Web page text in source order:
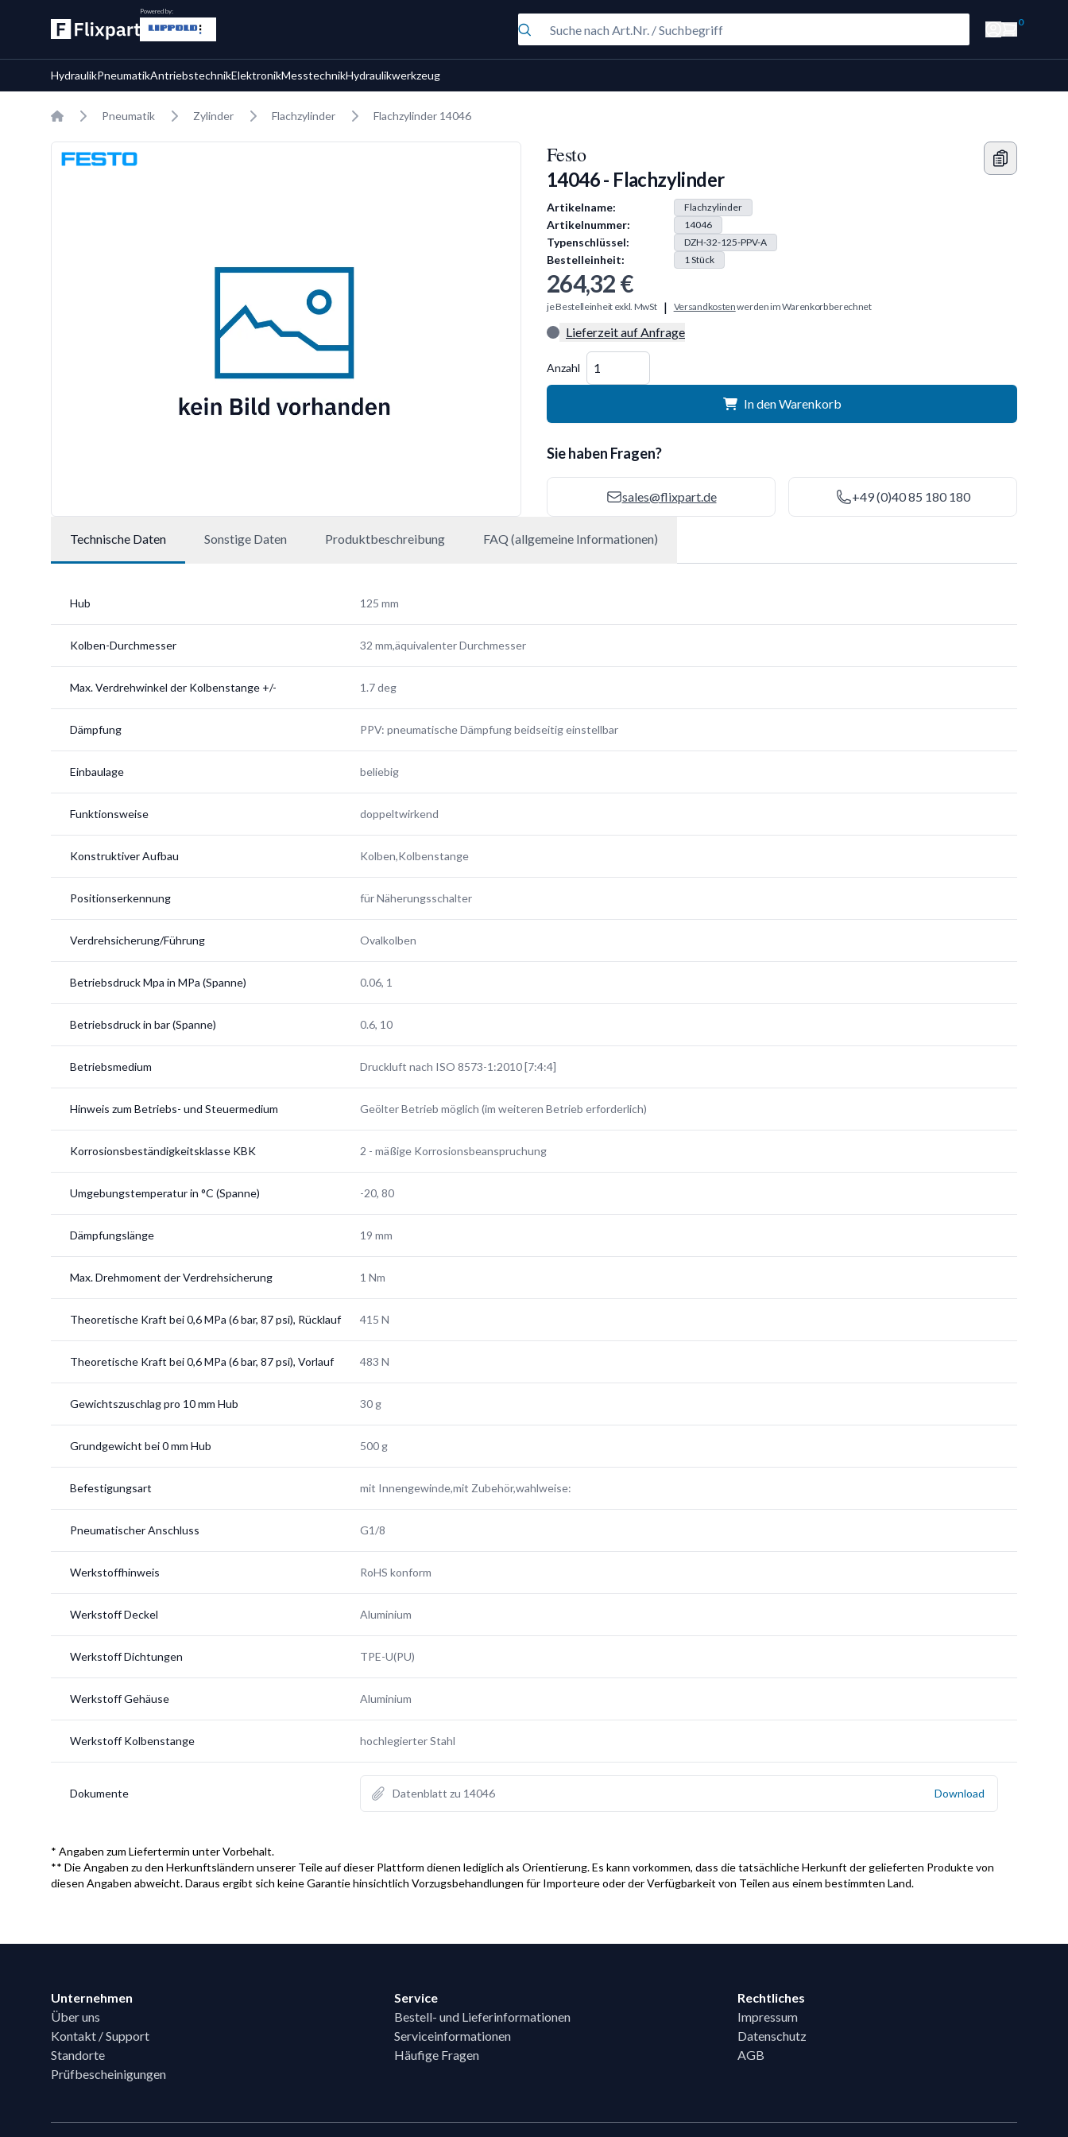
Powered by:
0
HydraulikPneumatikAntriebstechnikElektronikMesstechnikHydraulikwerkzeug
Home Pneumatik Zylinder Flachzylinder Flachzylinder 14046
Festo
14046 - Flachzylinder
Produkt Information
Artikelname: Flachzylinder
Artikelnummer: 14046
Typenschlüssel: DZH-32-125-PPV-A
Bestelleinheit: 1Stück
264,32 €
je Bestelleinheit exkl. MwSt | Versandkostenwerden im Warenkorb berechnet
Lieferzeit auf Anfrage
Anzahl
In den Warenkorb
Sie haben Fragen?
sales@flixpart.de +49 (0)40 85 180 180
Technische Daten Sonstige Daten Produktbeschreibung FAQ (allgemeine Informationen)
Hub 125 mm
Kolben-Durchmesser 32 mm,äquivalenter Durchmesser
Max. Verdrehwinkel der Kolbenstange +/- 1.7 deg
Dämpfung PPV: pneumatische Dämpfung beidseitig einstellbar
Einbaulage beliebig
Funktionsweise doppeltwirkend
Konstruktiver Aufbau Kolben,Kolbenstange
Positionserkennung für Näherungsschalter
Verdrehsicherung/Führung Ovalkolben
Betriebsdruck Mpa in MPa (Spanne) 0.06, 1
Betriebsdruck in bar (Spanne) 0.6, 10
Betriebsmedium Druckluft nach ISO 8573-1:2010 [7:4:4]
Hinweis zum Betriebs- und Steuermedium Geölter Betrieb möglich (im weiteren Betrieb erforderlich)
Korrosionsbeständigkeitsklasse KBK 2 - mäßige Korrosionsbeanspruchung
Umgebungstemperatur in °C (Spanne) -20, 80
Dämpfungslänge 19 mm
Max. Drehmoment der Verdrehsicherung 1 Nm
Theoretische Kraft bei 0,6 MPa (6 bar, 87 psi), Rücklauf 415 N
Theoretische Kraft bei 0,6 MPa (6 bar, 87 psi), Vorlauf 483 N
Gewichtszuschlag pro 10 mm Hub 30 g
Grundgewicht bei 0 mm Hub 500 g
Befestigungsart mit Innengewinde,mit Zubehör,wahlweise:
Pneumatischer Anschluss G1/8
Werkstoffhinweis RoHS konform
Werkstoff Deckel Aluminium
Werkstoff Dichtungen TPE-U(PU)
Werkstoff Gehäuse Aluminium
Werkstoff Kolbenstange hochlegierter Stahl
Dokumente Datenblatt zu 14046 Download
* Angaben zum Liefertermin unter Vorbehalt.
** Die Angaben zu den Herkunftsländern unserer Teile auf dieser Plattform dienen lediglich als Orientierung. Es kann vorkommen, dass die tatsächliche Herkunft der gelieferten Produkte von
diesen Angaben abweicht. Daraus ergibt sich keine Garantie hinsichtlich Vorzugsbehandlungen für Importeure oder der Verfügbarkeit von Teilen aus einem bestimmten Land.
Unternehmen
Über uns
Kontakt / Support
Standorte
Prüfbescheinigungen
Service
Bestell- und Lieferinformationen
Serviceinformationen
Häufige Fragen
Rechtliches
Impressum
Datenschutz
AGB